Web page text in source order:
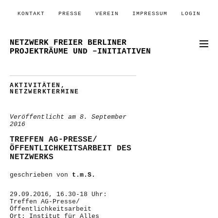
KONTAKT PRESSE VEREIN IMPRESSUM LOGIN
NETZWERK FREIER BERLINER
PROJEKTRÄUME UND –INITIATIVEN
AKTIVITÄTEN ,
NETZWERKTERMINE
Veröffentlicht am 8. September
2016
TREFFEN AG-PRESSE/
ÖFFENTLICHKEITSARBEIT DES
NETZWERKS
geschrieben von t.m.S.
29.09.2016, 16.30-18 Uhr:
Treffen AG-Presse/
Öffentlichkeitsarbeit
Ort: Institut für Alles